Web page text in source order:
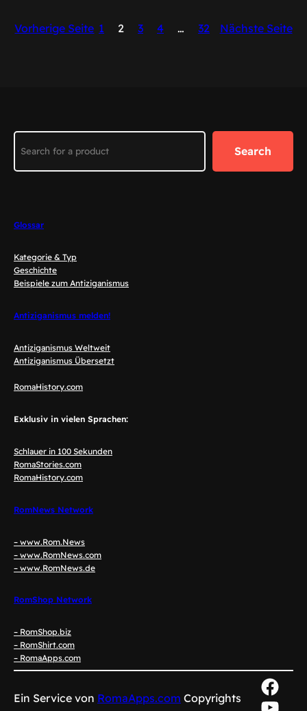
Vorherige Seite 1 2 3 4 … 32 Nächste Seite
Search
Glossar
Kategorie & Typ
Geschichte
Beispiele zum Antiziganismus
Antiziganismus melden!
Antiziganismus Weltweit
Antiziganismus Übersetzt
RomaHistory.com
Exklusiv in vielen Sprachen:
Schlauer in 100 Sekunden
RomaStories.com
RomaHistory.com
RomNews Network
– www.Rom.News
– www.RomNews.com
– www.RomNews.de
RomShop Network
– RomShop.biz
– RomShirt.com
– RomaApps.com
Ein Service von RomaApps.com Copyrights